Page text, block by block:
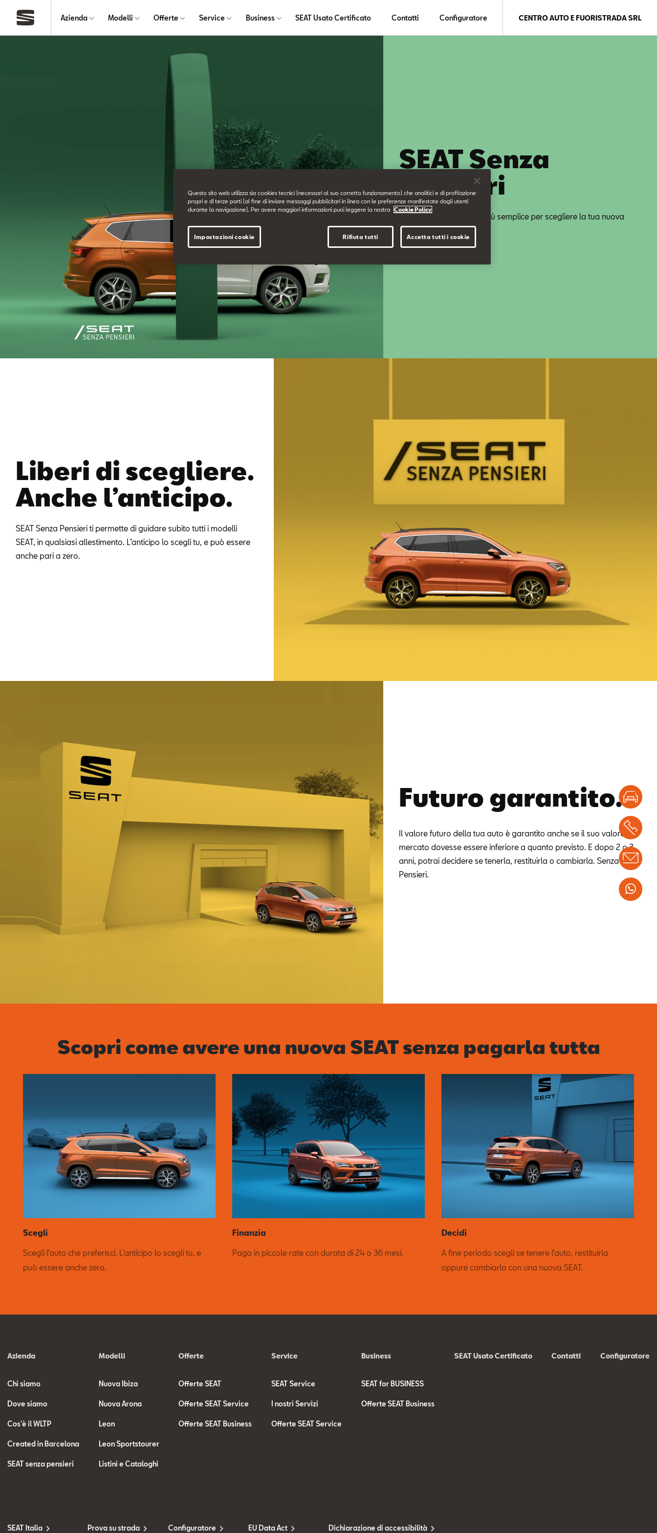
Azienda Modelli Offerte Service Business SEAT Usato Certificato Contatti Configuratore CENTRO AUTO E FUORISTRADA SRL
SEAT Senza
Pensieri
La soluzione d’acquisto più semplice per scegliere la tua nuova
SEAT senza rinunce.
Liberi di scegliere.
Anche l’anticipo.
SEAT Senza Pensieri ti permette di guidare subito tutti i modelli
SEAT, in qualsiasi allestimento. L’anticipo lo scegli tu, e può essere
anche pari a zero.
Futuro garantito.
Il valore futuro della tua auto è garantito anche se il suo valore di
mercato dovesse essere inferiore a quanto previsto. E dopo 2 o 3
anni, potrai decidere se tenerla, restituirla o cambiarla. Senza
Pensieri.
Scopri come avere una nuova SEAT senza pagarla tutta
Scegli
Scegli l’auto che preferisci. L’anticipo lo scegli tu, e
può essere anche zero.
Finanzia
Paga in piccole rate con durata di 24 o 36 mesi.
Decidi
A fine periodo scegli se tenere l’auto, restituirla
oppure cambiarla con una nuova SEAT.
Azienda
Chi siamo
Dove siamo
Cos'è il WLTP
Created in Barcelona
SEAT senza pensieri
Modelli
Nuova Ibiza
Nuova Arona
Leon
Leon Sportstourer
Listini e Cataloghi
Offerte
Offerte SEAT
Offerte SEAT Service
Offerte SEAT Business
Service
SEAT Service
I nostri Servizi
Offerte SEAT Service
Business
SEAT for BUSINESS
Offerte SEAT Business
SEAT Usato Certificato Contatti Configuratore
SEAT Italia Prova su strada Configuratore EU Data Act Dichiarazione di accessibilità
Questo sito web utilizza sia cookies tecnici (necessari al suo corretto funzionamento) che analitici e di profilazione
propri e di terze parti (al fine di inviare messaggi pubblicitari in linea con le preferenze manifestate dagli utenti
durante la navigazione). Per avere maggiori informazioni puoi leggere la nostra
Cookie Policy
Rifiuta tutti Accetta tutti i cookie
Impostazioni cookie